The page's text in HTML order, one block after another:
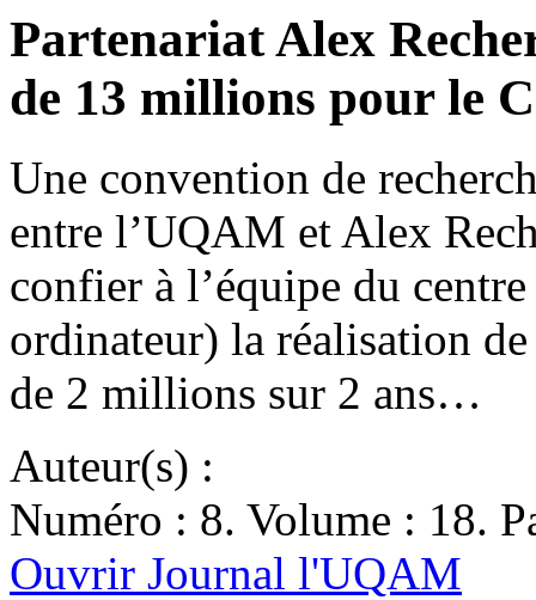
Partenariat Alex
de 13 millions pour le
Une convention de
entre l’UQAM et Alex
confier à l’équipe du
ordinateur) la réalisation
de 2 millions sur 2 ans…
Auteur(s) :
Numéro : 8. Volume : 18.
Ouvrir Journal l'UQAM